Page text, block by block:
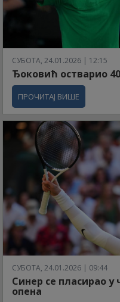
СУБОТА, 24.01.2026 | 12:15
Ђоковић остварио
ПРОЧИТАЈ ВИШЕ
СУБОТА, 24.01.2026 | 09:44
Синер се пласирао у
опена